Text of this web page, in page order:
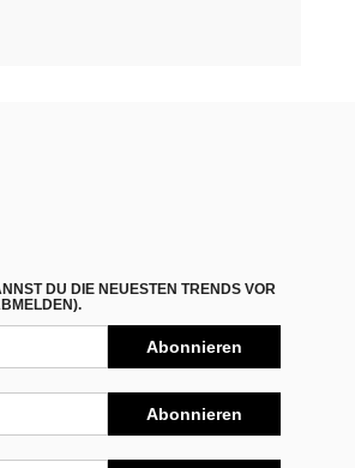
DU DIE NEUESTEN TRENDS VOR
Abonnieren
Abonnieren